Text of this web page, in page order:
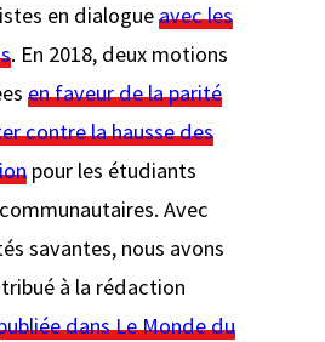
en dialogueavec les
. En 2018, deux motions
en faveur de la parité
contre la hausse des
pour les étudiants
Avec
savantes, nous avons
à la rédaction
dansLe Mondedu